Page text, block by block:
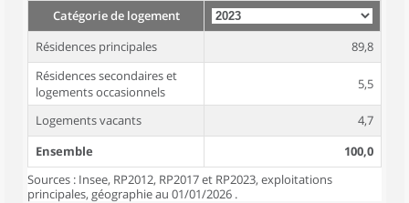
Catégorie de logement
Résidences principales
89,8
Résidences secondaires et
logements occasionnels
5,5
Logements vacants
4,7
Ensemble
100,0
Sources : Insee, RP2012, RP2017 et RP2023, exploitations
principales, géographie au 01/01/2026 .